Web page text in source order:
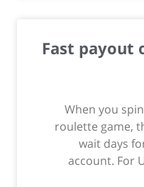
Fast
When you
roulette game,
wait days
account. For